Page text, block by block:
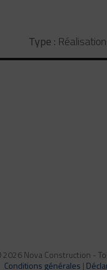
Type :
2026 Nova Construction -
Conditions générales |